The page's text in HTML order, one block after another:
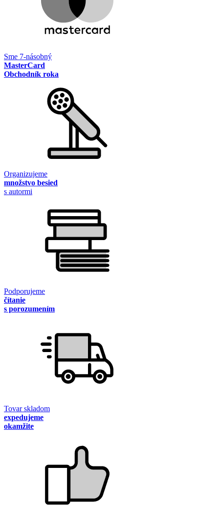
Sme 7-násobný
MasterCard
Obchodník roka
Organizujeme
množstvo besied
s autormi
Podporujeme
čítanie
s porozumením
Tovar skladom
expedujeme
okamžite